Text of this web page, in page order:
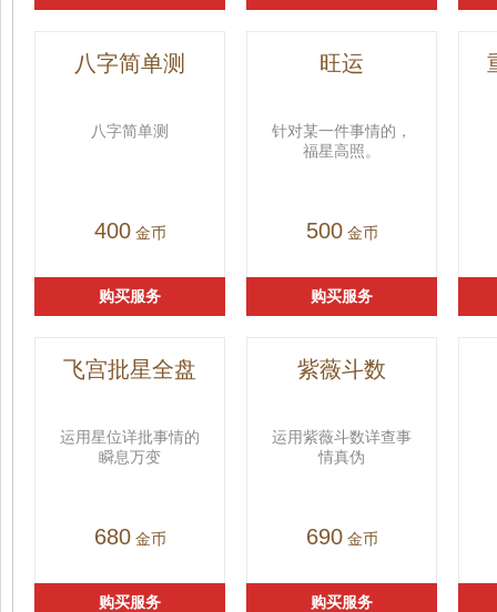
八字简单测
八字简单测
400金币
购买服务
旺运
针对某一件事情的，
福星高照。
500金币
购买服务
飞宫批星全盘
运用星位详批事情的
瞬息万变
680金币
购买服务
紫薇斗数
运用紫薇斗数详查事
情真伪
690金币
购买服务